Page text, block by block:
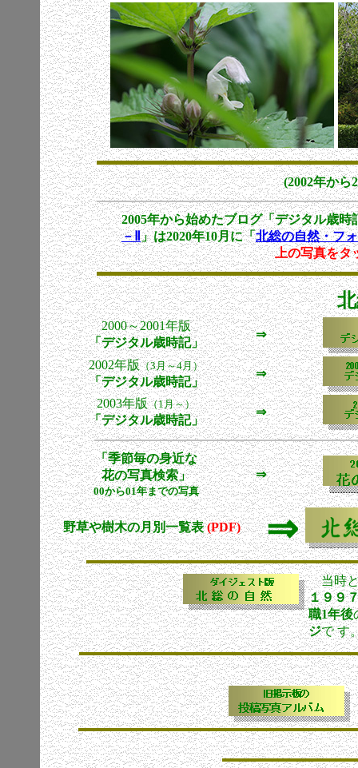
(2002年から
2005年から始めたブログ「デジタル歳時
－Ⅱ」は2020年10月に「北総の自然・フ
上の写真をタップすると直
2000～2001年版
「デジタル歳時記」
⇒
2002年版（3月～4月）
「デジタル歳時記」
⇒
2003年版（1月～）
「デジタル歳時記」
⇒
「季節毎の身近な
花の写真検索」
00から01年までの写真
⇒
野草や樹木の月別一覧表 (PDF) ⇒
当時と
１９９
職1年後
ジで す